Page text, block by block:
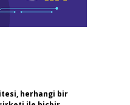
herhangi bir